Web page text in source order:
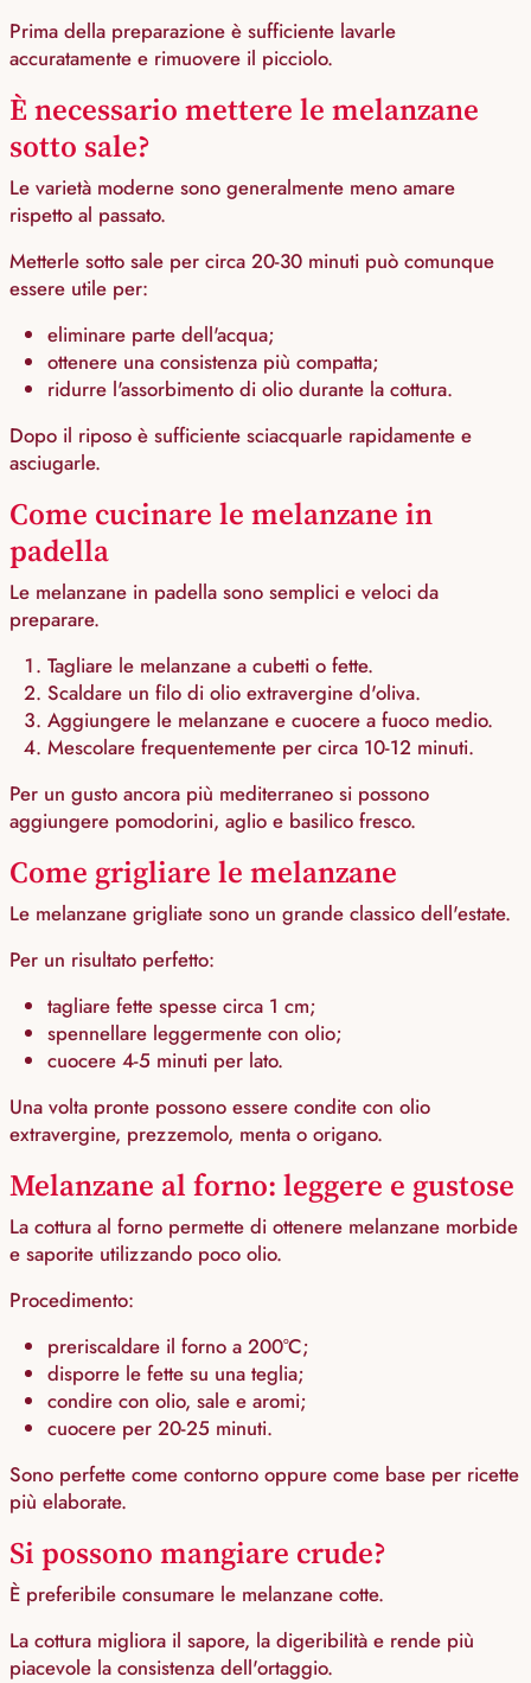
Prima della preparazione è sufficiente lavarle
accuratamente e rimuovere il picciolo.
È necessario mettere le melanzane
sotto sale?
Le varietà moderne sono generalmente meno amare
rispetto al passato.
Metterle sotto sale per circa 20-30 minuti può comunque
essere utile per:
eliminare parte dell'acqua;
ottenere una consistenza più compatta;
ridurre l'assorbimento di olio durante la cottura.
Dopo il riposo è sufficiente sciacquarle rapidamente e
asciugarle.
Come cucinare le melanzane in
padella
Le melanzane in padella sono semplici e veloci da
preparare.
Tagliare le melanzane a cubetti o fette.
Scaldare un filo di olio extravergine d'oliva.
Aggiungere le melanzane e cuocere a fuoco medio.
Mescolare frequentemente per circa 10-12 minuti.
Per un gusto ancora più mediterraneo si possono
aggiungere pomodorini, aglio e basilico fresco.
Come grigliare le melanzane
Le melanzane grigliate sono un grande classico dell'estate.
Per un risultato perfetto:
tagliare fette spesse circa 1 cm;
spennellare leggermente con olio;
cuocere 4-5 minuti per lato.
Una volta pronte possono essere condite con olio
extravergine, prezzemolo, menta o origano.
Melanzane al forno: leggere e gustose
La cottura al forno permette di ottenere melanzane morbide
e saporite utilizzando poco olio.
Procedimento:
preriscaldare il forno a 200°C;
disporre le fette su una teglia;
condire con olio, sale e aromi;
cuocere per 20-25 minuti.
Sono perfette come contorno oppure come base per ricette
più elaborate.
Si possono mangiare crude?
È preferibile consumare le melanzane cotte.
La cottura migliora il sapore, la digeribilità e rende più
piacevole la consistenza dell'ortaggio.